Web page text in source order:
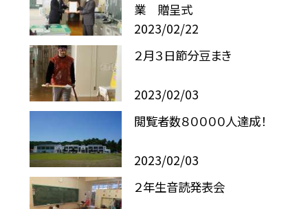
業 贈呈式
2023/02/22
２月３日節分豆まき
2023/02/03
閲覧者数８００００人達成！
2023/02/03
２年生音読発表会